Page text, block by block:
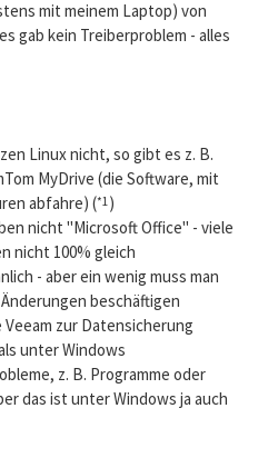
mit meinem Laptop) von
gab kein Treiberproblem - alles
Linux nicht, so gibt es z. B.
MyDrive (die Software, mit
abfahre) (*1 )
nicht "Microsoft Office" - viele
nicht 100% gleich
- aber ein wenig muss man
beschäftigen
zur Datensicherung
unter Windows
z. B. Programme oder
das ist unter Windows ja auch